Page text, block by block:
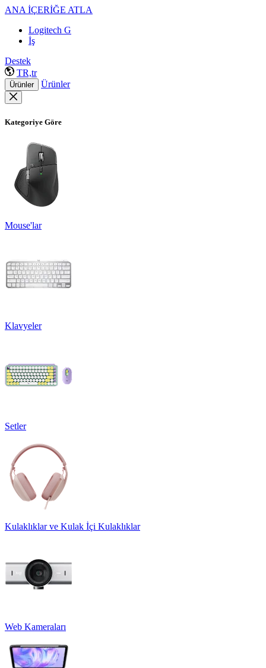
ANA İÇERİĞE ATLA
Logitech G
İş
Destek
TR,tr
Ürünler Ürünler
Kategoriye Göre
Mouse'lar
Klavyeler
Setler
Kulaklıklar ve Kulak İçi Kulaklıklar
Web Kameraları